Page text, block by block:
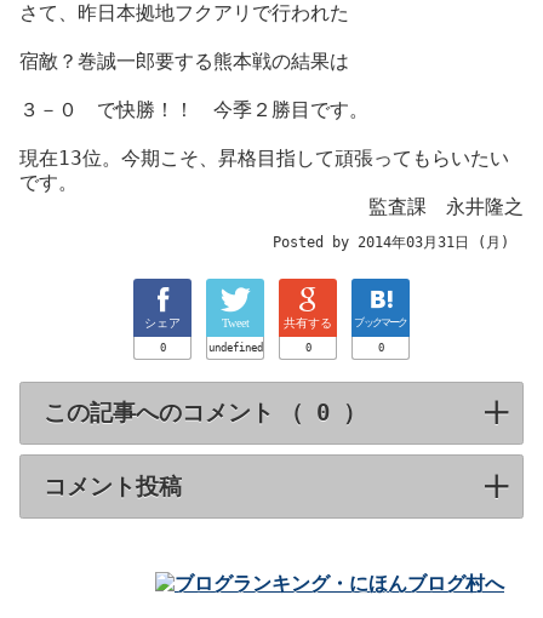
さて、昨日本拠地フクアリで行われた
宿敵？巻誠一郎要する熊本戦の結果は
３－０ で快勝！！ 今季２勝目です。
現在13位。今期こそ、昇格目指して頑張ってもらいたい
です。
監査課 永井隆之
Posted by 2014年03月31日 (月)
シェア
0
Tweet
undefined
共有する
0
ブックマーク
0
この記事へのコメント （ ） click to
コメント投稿click to expand contents